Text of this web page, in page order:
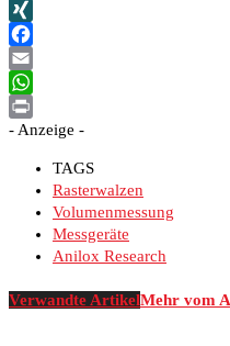
LinkedIn
XING
Facebook
Email
WhatsApp
Print
- Anzeige -
TAGS
Rasterwalzen
Volumenmessung
Messgeräte
Anilox Research
Verwandte ArtikelMehr vom